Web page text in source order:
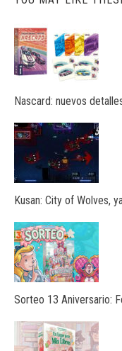
Nascard: nuevos
Kusan: City of Wolves,
Sorteo 13 Aniversario: